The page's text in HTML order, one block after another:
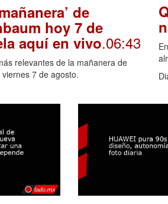
de
hoy 7 de
aquí en vivo.06:43
relevantes de la mañanera de
7 de agosto.